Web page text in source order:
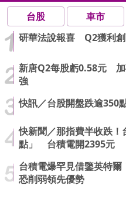
台股 車市
研華法說報喜 Q2獲利
新唐Q2每股虧0.58元
強
快訊／台股開盤跌逾
快新聞／那指費半收跌
點」 台積電開2395元
台積電爆罕見借鑒英特爾
恐削弱領先優勢